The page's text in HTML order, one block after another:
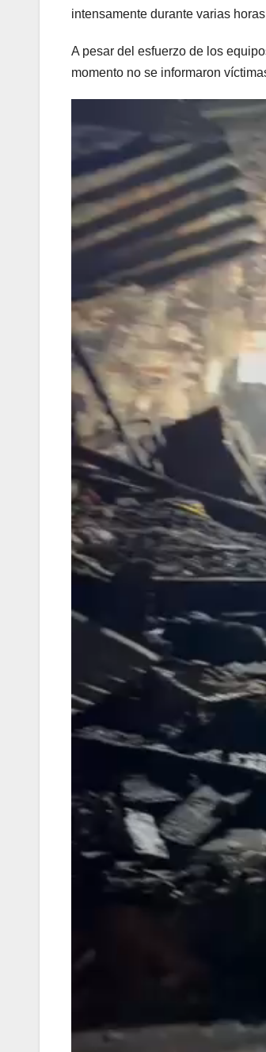
intensamente durante varias
A pesar del esfuerzo de los
momento no se informaron